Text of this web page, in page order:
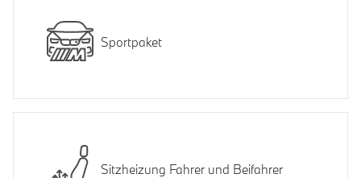
Sportpaket
Sitzheizung Fahrer und Beifahrer